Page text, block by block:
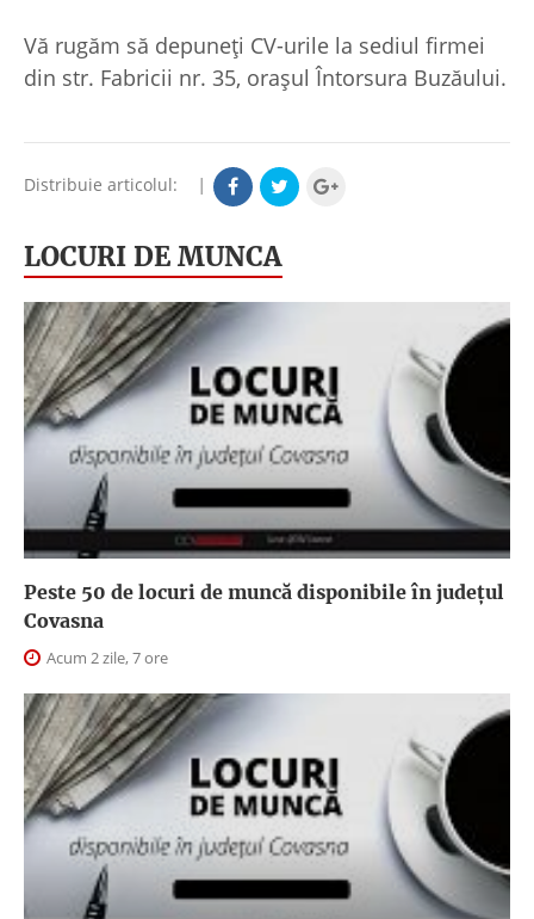
Vă rugăm să depuneți CV-urile la sediul firmei
din str. Fabricii nr. 35, orașul Întorsura Buzăului.
Distribuie articolul: |
LOCURI DE MUNCA
Peste 50 de locuri de muncă disponibile în județul
Covasna
Acum 2 zile, 7 ore